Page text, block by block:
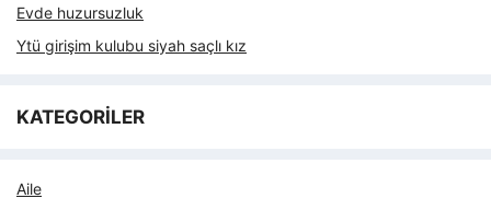
Evde huzursuzluk
Ytü girişim kulubu siyah saçlı kız
KATEGORİLER
Aile